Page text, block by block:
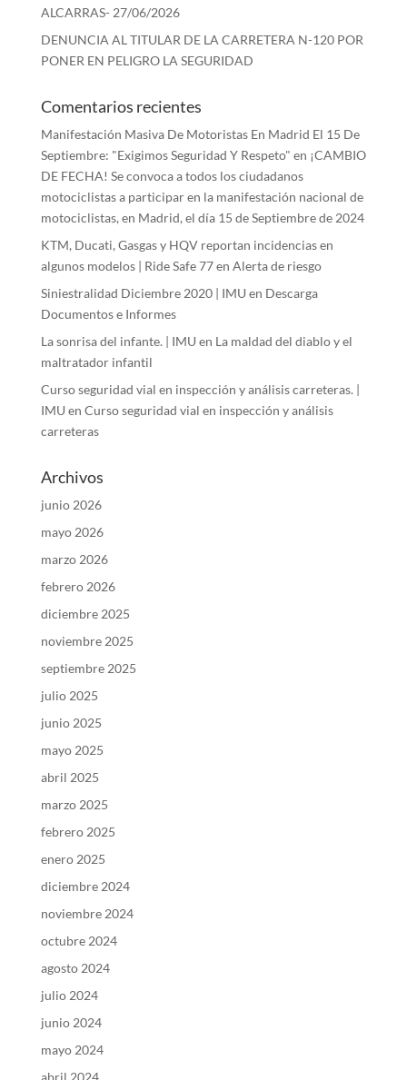
ALCARRAS- 27/06/2026
DENUNCIA AL TITULAR DE LA CARRETERA N-120 POR
PONER EN PELIGRO LA SEGURIDAD
Comentarios recientes
Manifestación Masiva De Motoristas En Madrid El 15 De
Septiembre: "Exigimos Seguridad Y Respeto" en ¡CAMBIO
DE FECHA! Se convoca a todos los ciudadanos
motociclistas a participar en la manifestación nacional de
motociclistas, en Madrid, el día 15 de Septiembre de 2024
KTM, Ducati, Gasgas y HQV reportan incidencias en
algunos modelos | Ride Safe 77en Alerta de riesgo
Siniestralidad Diciembre 2020 | IMU en Descarga
Documentos e Informes
La sonrisa del infante. | IMU en La maldad del diablo y el
maltratador infantil
Curso seguridad vial en inspección y análisis carreteras. |
IMU en Curso seguridad vial en inspección y análisis
carreteras
Archivos
junio 2026
mayo 2026
marzo 2026
febrero 2026
diciembre 2025
noviembre 2025
septiembre 2025
julio 2025
junio 2025
mayo 2025
abril 2025
marzo 2025
febrero 2025
enero 2025
diciembre 2024
noviembre 2024
octubre 2024
agosto 2024
julio 2024
junio 2024
mayo 2024
abril 2024